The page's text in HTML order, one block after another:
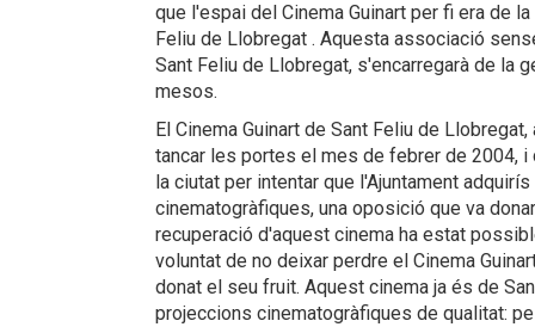
que l'espai del Cinema Guinart per fi era de
Feliu de Llobregat . Aquesta associació
Sant Feliu de Llobregat, s'encarregarà de la
mesos.
El Cinema Guinart de Sant Feliu de
tancar les portes el mes de febrer de 2004,
la ciutat per intentar que l'Ajuntament
cinematogràfiques, una oposició que va
recuperació d'aquest cinema ha estat
voluntat de no deixar perdre el Cinema
donat el seu fruit. Aquest cinema ja és de
projeccions cinematogràfiques de qualitat: